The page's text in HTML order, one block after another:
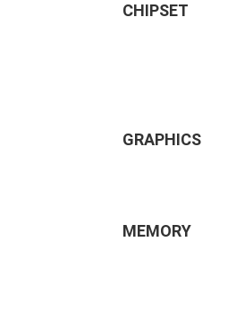
CHIPSET
GRAPHICS
MEMORY